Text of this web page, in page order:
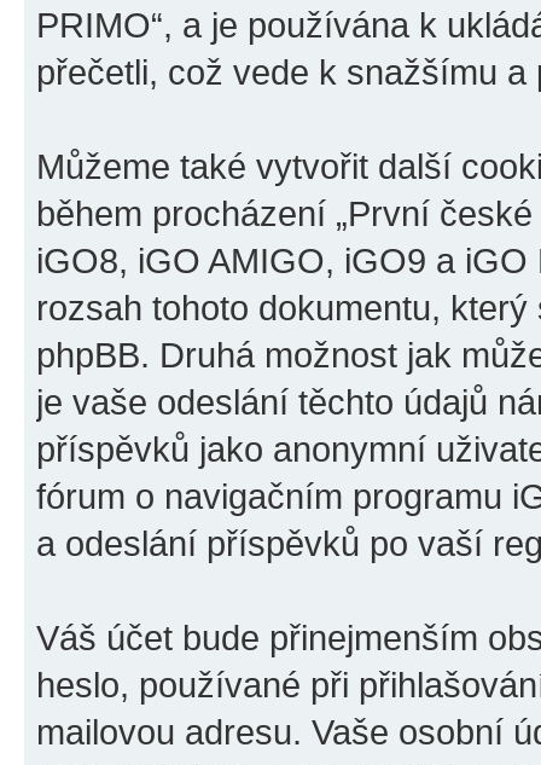
PRIMO“, a je používána k
přečetli, což vede k snažšímu
Můžeme také vytvořit další
během procházení „První
iGO8, iGO AMIGO, iGO9 a
rozsah tohoto dokumentu,
phpBB. Druhá možnost jak
je vaše odeslání těchto údajů
příspěvků jako anonymní
fórum o navigačním programu
a odeslání příspěvků po vaší
Váš účet bude přinejmenším
heslo, používané při
mailovou adresu. Vaše osobní